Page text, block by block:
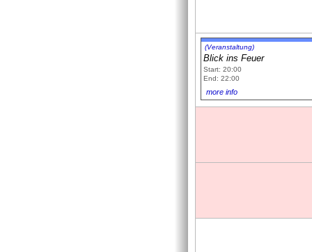
(Veranstaltung)
Blick ins Feuer
Start: 20:00
End: 22:00
more info